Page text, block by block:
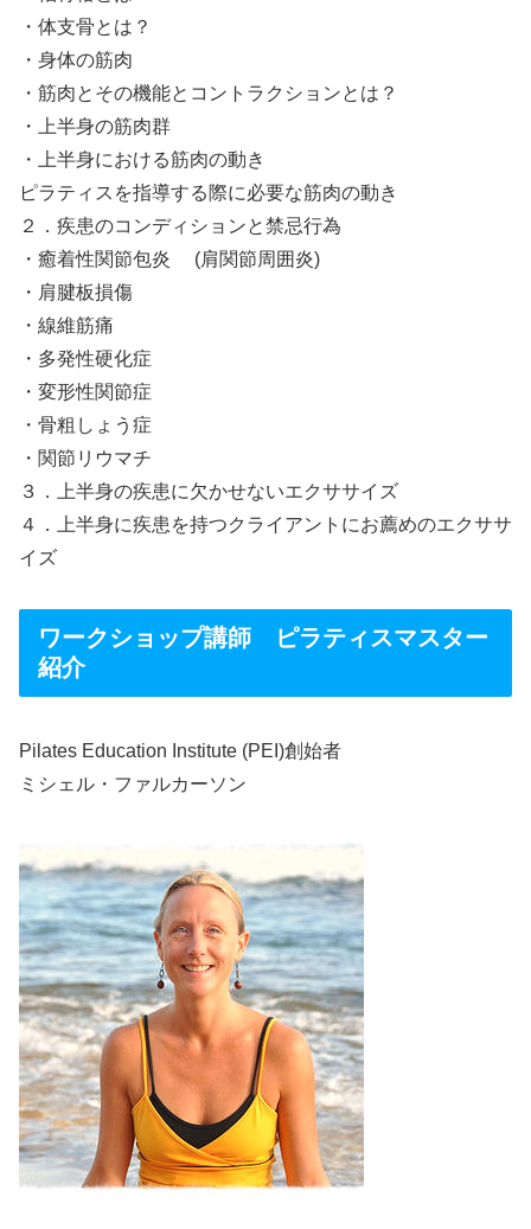
・体支骨とは？
・身体の筋肉
・筋肉とその機能とコントラクションとは？
・上半身の筋肉群
・上半身における筋肉の動き
ピラティスを指導する際に必要な筋肉の動き
２．疾患のコンディションと禁忌行為
・癒着性関節包炎 (肩関節周囲炎)
・肩腱板損傷
・線維筋痛
・多発性硬化症
・変形性関節症
・骨粗しょう症
・関節リウマチ
３．上半身の疾患に欠かせないエクササイズ
４．上半身に疾患を持つクライアントにお薦めのエクササ
イズ
ワークショップ講師 ピラティスマスター
紹介
Pilates Education Institute (PEI)創始者
ミシェル・ファルカーソン